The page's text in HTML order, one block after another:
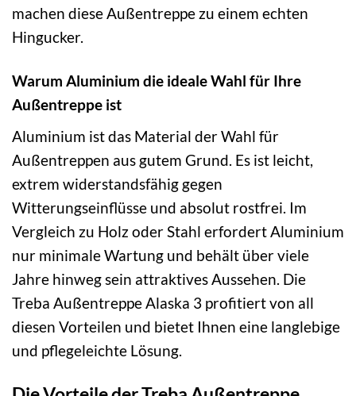
machen diese Außentreppe zu einem echten
Hingucker.
Warum Aluminium die ideale Wahl für Ihre
Außentreppe ist
Aluminium ist das Material der Wahl für
Außentreppen aus gutem Grund. Es ist leicht,
extrem widerstandsfähig gegen
Witterungseinflüsse und absolut rostfrei. Im
Vergleich zu Holz oder Stahl erfordert Aluminium
nur minimale Wartung und behält über viele
Jahre hinweg sein attraktives Aussehen. Die
Treba Außentreppe Alaska 3 profitiert von all
diesen Vorteilen und bietet Ihnen eine langlebige
und pflegeleichte Lösung.